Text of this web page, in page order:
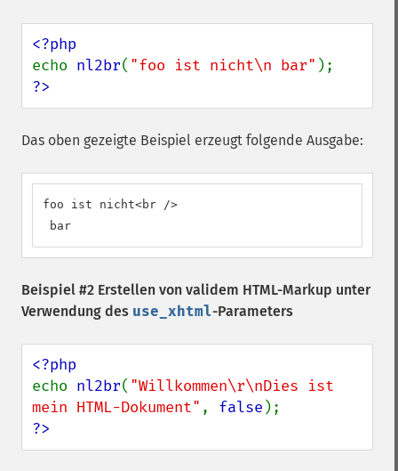
echo nl2br( "foo ist nicht\n bar"
?>
Das oben gezeigte Beispiel erzeugt folgende Ausgabe:
foo ist nicht<br />
bar
Beispiel #2 Erstellen von validem HTML-Markup unter
Verwendung des use_xhtml-Parameters
echo nl2br( "Willkommen\r\nDies ist
mein HTML-Dokument" , false
?>